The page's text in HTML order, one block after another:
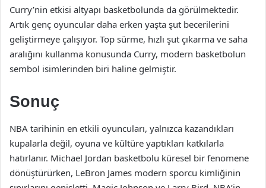
Curry’nin etkisi altyapı basketbolunda da görülmektedir.
Artık genç oyuncular daha erken yaşta şut becerilerini
geliştirmeye çalışıyor. Top sürme, hızlı şut çıkarma ve saha
aralığını kullanma konusunda Curry, modern basketbolun
sembol isimlerinden biri haline gelmiştir.
Sonuç
NBA tarihinin en etkili oyuncuları, yalnızca kazandıkları
kupalarla değil, oyuna ve kültüre yaptıkları katkılarla
hatırlanır. Michael Jordan basketbolu küresel bir fenomene
dönüştürürken, LeBron James modern sporcu kimliğinin